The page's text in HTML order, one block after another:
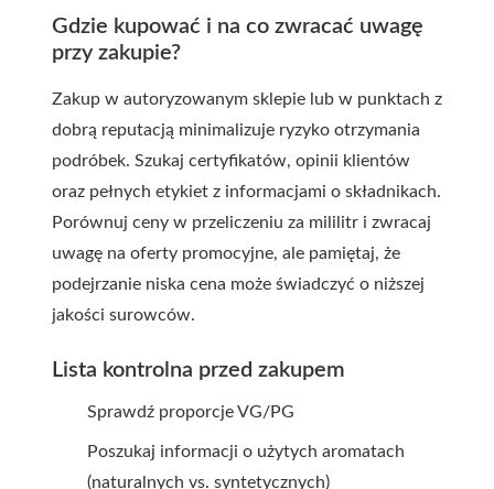
Gdzie kupować i na co zwracać uwagę
przy zakupie?
Zakup w autoryzowanym sklepie lub w punktach z
dobrą reputacją minimalizuje ryzyko otrzymania
podróbek. Szukaj certyfikatów, opinii klientów
oraz pełnych etykiet z informacjami o składnikach.
Porównuj ceny w przeliczeniu za mililitr i zwracaj
uwagę na oferty promocyjne, ale pamiętaj, że
podejrzanie niska cena może świadczyć o niższej
jakości surowców.
Lista kontrolna przed zakupem
Sprawdź proporcje VG/PG
Poszukaj informacji o użytych aromatach
(naturalnych vs. syntetycznych)